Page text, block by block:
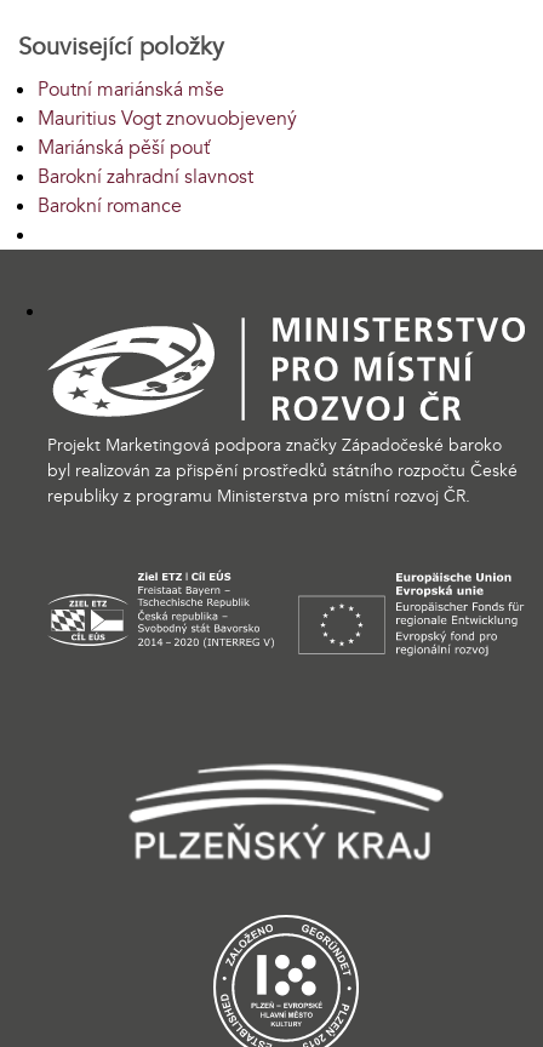
Související položky
Poutní mariánská mše
Mauritius Vogt znovuobjevený
Mariánská pěší pouť
Barokní zahradní slavnost
Barokní romance
Projekt Marketingová podpora značky Západočeské baroko
byl realizován za přispění prostředků státního rozpočtu České
republiky z programu Ministerstva pro místní rozvoj ČR.